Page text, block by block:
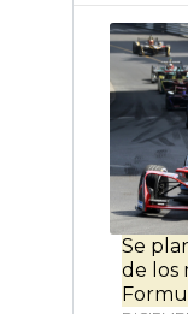
Se
de los